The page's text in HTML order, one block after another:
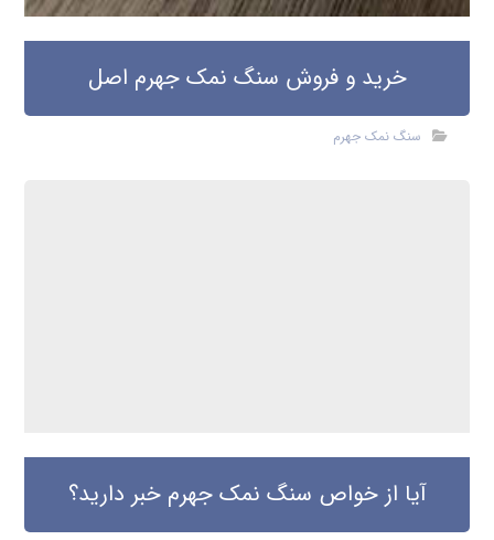
خرید و فروش سنگ نمک جهرم اصل
سنگ نمک جهرم
آیا از خواص سنگ نمک جهرم خبر دارید؟